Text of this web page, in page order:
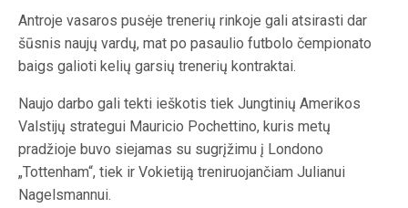
Antroje vasaros pusėje trenerių rinkoje gali atsirasti dar
šūsnis naujų vardų, mat po pasaulio futbolo čempionato
baigs galioti kelių garsių trenerių kontraktai.
Naujo darbo gali tekti ieškotis tiek Jungtinių Amerikos
Valstijų strategui Mauricio Pochettino, kuris metų
pradžioje buvo siejamas su sugrįžimu į Londono
„Tottenham“, tiek ir Vokietiją treniruojančiam Julianui
Nagelsmannui.